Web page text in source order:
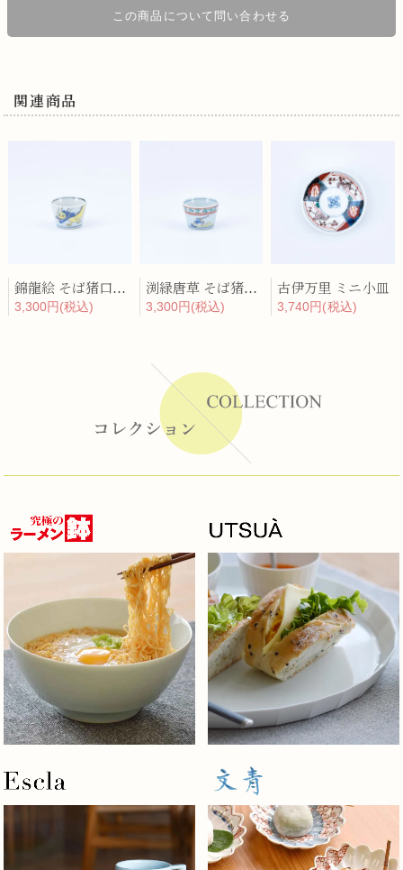
この商品について問い合わせる
関連商品
錦龍絵 そば猪口型豆鉢
3,300円(税込)
渕緑唐草 そば猪口型豆鉢
3,300円(税込)
古伊万里 ミニ小皿
3,740円(税込)